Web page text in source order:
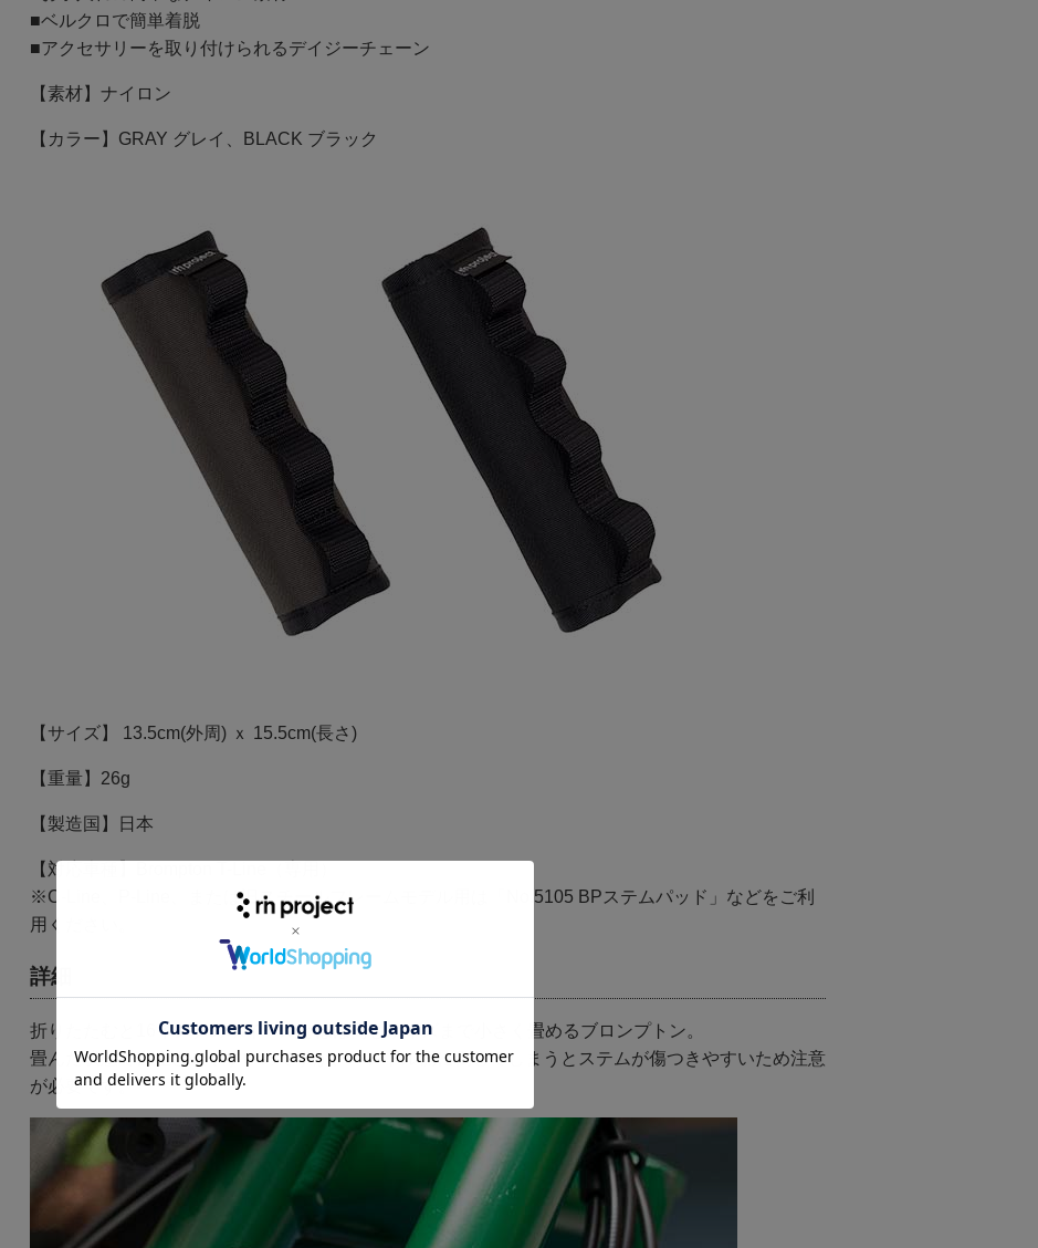
■ベルクロで簡単着脱
■アクセサリーを取り付けられるデイジーチェーン
【素材】ナイロン
【カラー】GRAY グレイ、BLACK ブラック
【サイズ】 13.5cm(外周) ｘ 15.5cm(長さ)
【重量】26g
【製造国】日本
【対応車種】Brompton T-Line（専用）
※C-Line、P-Line、または旧スチールフレームモデル用は
「No.5105 BPステムパッド」などをご利
用ください。
詳細
折りたたむと16インチのホイールとほぼ同じサイズまで小さく畳めるブロンプトン。
畳んだ状態で自立させやすいのですが、ハンドル側に倒してしまうとステムが傷つきやすいため注意
が必要です。